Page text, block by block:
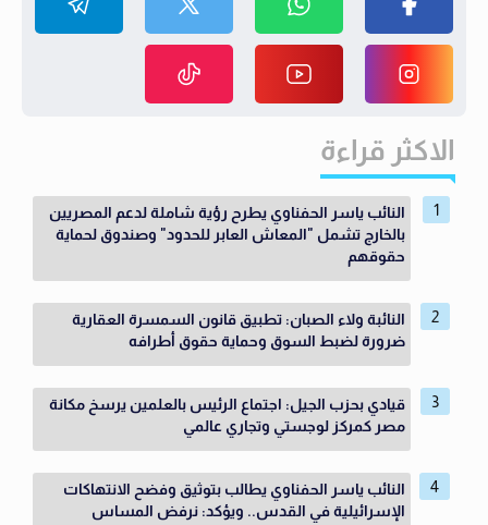
الاكثر قراءة
النائب ياسر الحفناوي يطرح رؤية شاملة لدعم المصريين
بالخارج تشمل "المعاش العابر للحدود" وصندوق لحماية
حقوقهم
النائبة ولاء الصبان: تطبيق قانون السمسرة العقارية
ضرورة لضبط السوق وحماية حقوق أطرافه
قيادي بحزب الجيل: اجتماع الرئيس بالعلمين يرسخ مكانة
مصر كمركز لوجستي وتجاري عالمي
النائب ياسر الحفناوي يطالب بتوثيق وفضح الانتهاكات
الإسرائيلية في القدس.. ويؤكد: نرفض المساس